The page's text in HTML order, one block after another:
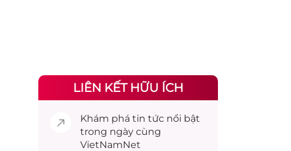
LIÊN KẾT HỮU ÍCH
Khám phá tin tức nổi bật
trong ngày cùng
VietNamNet